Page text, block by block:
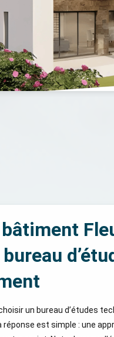
bâtiment
bureau
un bureau d’études
réponse est simple : une